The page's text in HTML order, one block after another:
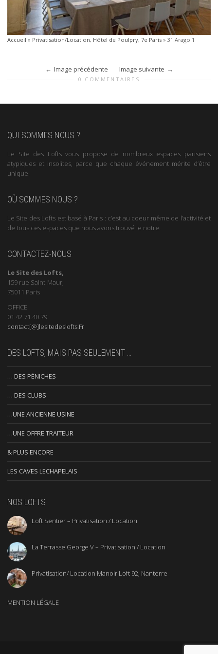
Accueil » Privatisation/Location, Hôtel de Poulpry, 7e Paris » 31.Arago 1
Image précédente Image suivante
0 COMMENTAIRES
QUI SOMMES NOUS ?
Le Site des Lofts vous propose de nombreux espaces parisiens
atypiques et insolites, parce que chaque événement mérite d’être
unique.
OÙ SOMMES NOUS ?
Le Site des Lofts est basé à Paris : c’est au coeur même de l’activité et
de tous ces espaces que nous avons trouvé le notre.
CONTACTEZ-NOUS
Le Site des Lofts,
159 rue Saint-Maur,
75011 Paris
OFFICE
01.42.71.40.79
contact[@]lesitedeslofts.Fr
DES LOFTS, MAIS PAS SEULEMENT …
… DES PÉNICHES
… DES CLUBS
…UNE ANCIENNE USINE
…UNE OFFRE TRAITEUR
& PLUS ENCORE
LES CAVES LECHAPELAIS
NOS LOFTS
Loft Sentier – Privatisation / Location
La Terrasse George V – Privatisation / Location
Privatisation/ Location Manoir Loft 92, Nanterre
MENTION LÉGALE